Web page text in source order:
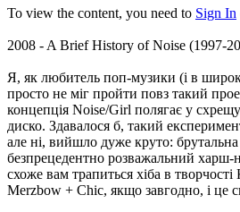
To view the content, you need to Sign In
2008 - A Brief History of Noise (1997-
Я, як любитель поп-музики (і в
просто не міг пройти повз такий
концепція Noise/Girl полягає у
диско. Здавалося б, такий
але ні, вийшло дуже круто: брутальна
безпрецедентно розважальний харш-
схоже вам трапиться хіба в
Merzbow + Chic, якщо завгодно, і це